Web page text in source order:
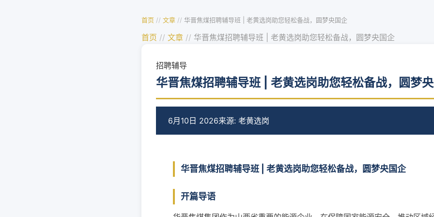
首页 // 文章 // 华晋焦煤招聘辅导班 | 老黄选岗助您轻松备战，圆梦央国企
首页 // 文章 // 华晋焦煤招聘辅导班 | 老黄选岗助您轻松备战，圆梦央国企
招聘辅导
华晋焦煤招聘辅导班 | 老黄选岗助您轻松备战，圆梦
6月10日 2026来源: 老黄选岗
华晋焦煤招聘辅导班 | 老黄选岗助您轻松备战，圆梦央国企
开篇导语